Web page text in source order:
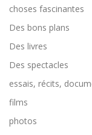
choses fascinantes
Des bons plans
Des livres
Des spectacles
essais, récits,
films
photos